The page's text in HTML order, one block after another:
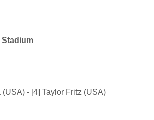
- [4] Taylor Fritz (USA)